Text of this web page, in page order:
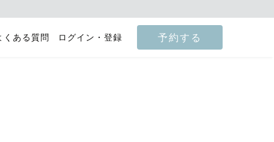
くある質問 ログイン・登録 予約する